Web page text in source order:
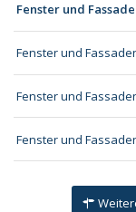
Fenster und
Fenster und
Fenster und
Fenster und